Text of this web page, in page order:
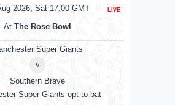
2026, Sat 17:00 GMT LIVE
At The Rose Bowl
Super Giants
v
Southern Brave
Super Giants opt to bat